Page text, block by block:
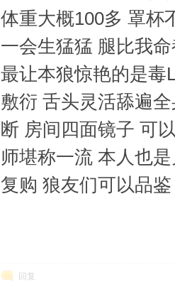
体重大概100多 罩杯
一会生猛猛 腿比我
最让本狼惊艳的是毒
敷衍 舌头灵活舔遍
断 房间四面镜子 可
师堪称一流 本人也
复购 狼友们可以品
回复